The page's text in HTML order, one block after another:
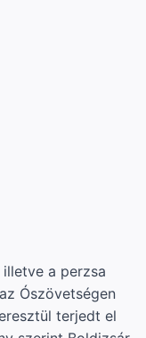
a perzsa
Ószövetségen
terjedt el